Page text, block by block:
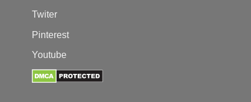
Twiter
Pinterest
Youtube